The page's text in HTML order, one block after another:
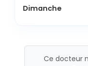
Dimanche
Ce docteur